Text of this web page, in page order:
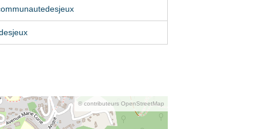
© contributeurs OpenStreetMap